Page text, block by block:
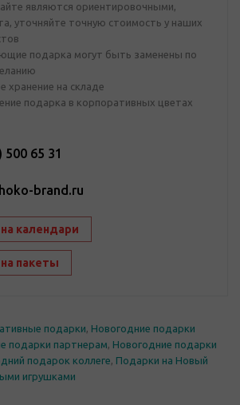
являются ориентировочными,
уточняйте точную стоимость у наших
подарка могут быть заменены по
хранение на складе
подарка в корпоративных цветах
500 65 31
brand.ru
календари
пакеты
подарки, Новогодние подарки
подарки партнерам, Новогодние подарки
подарок коллеге, Подарки на Новый
игрушками